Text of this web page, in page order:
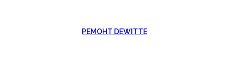
РЕМОНТ DEWITTE